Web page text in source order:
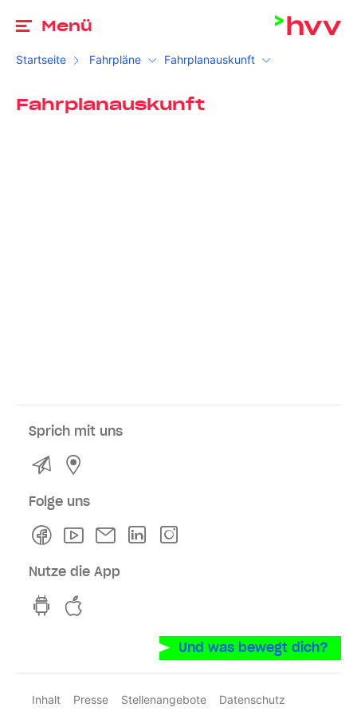
Menü
Startseite Fahrpläne Fahrplanauskunft
Fahrplanauskunft
Sprich mit uns
Kontakt
Folge uns
FacebookYoutubeNewsletterLinkedln
Nutze die App
hvv switch App auf GooglePlay
Und was bewegt dich?
Inhalt Presse Stellenangebote
Datenschutz